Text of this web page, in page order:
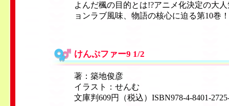
よんだ楓の目的とは!?アニメ化決定の大
ョンラブ風味、物語の核心に迫る第10巻！
けんぷファー9 1/2
著：築地俊彦
イラスト：せんむ
文庫判609円（税込）ISBN978-4-8401-